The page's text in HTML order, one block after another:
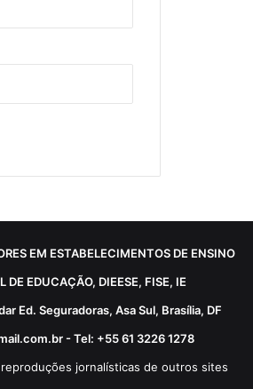
EM ESTABELECIMENTOS DE ENSINO
EDUCAÇÃO, DIEESE, FISE, IE
Ed. Seguradoras, Asa Sul, Brasília, DF
- Tel: +55 61 3226 1278
jornalísticas de outros sites